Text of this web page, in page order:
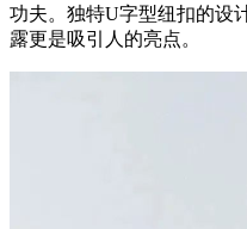
功夫。独特U字型纽扣的设
露更是吸引人的亮点。